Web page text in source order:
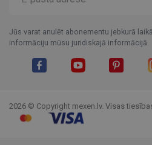
Jūs varat anulēt abonementu jebkurā
informāciju mūsu juridiskajā informācijā.
2026 © Copyright mexen.lv. Visas